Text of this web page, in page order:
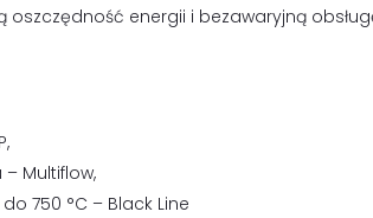
energii i bezawaryjną
Multiflow,
750 °C – Black Line